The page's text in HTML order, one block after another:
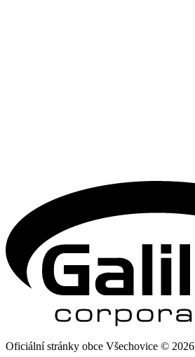
Oficiální stránky obce Všechovice © 2026